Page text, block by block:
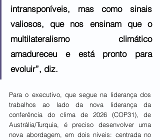
intransponíveis, mas como sinais
valiosos, que nos ensinam que o
multilateralismo climático
amadureceu e está pronto para
evoluir”, diz.
Para o executivo, que segue na liderança dos
trabalhos ao lado da nova liderança da
conferência do clima de 2026 (COP31), de
Austrália/Turquia, é preciso desenvolver uma
nova abordagem, em dois níveis: centrada no